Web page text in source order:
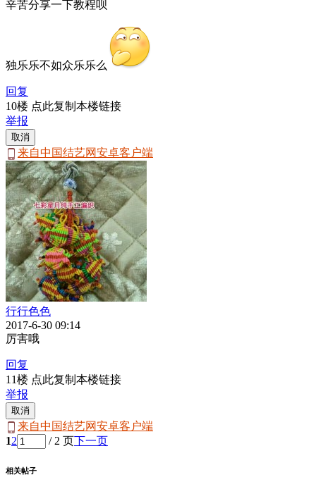
辛苦分享一下教程呗
独乐乐不如众乐乐么
回复
10楼 点此复制本楼链接
举报
取消
来自中国结艺网安卓客户端
行行色色
2017-6-30 09:14
厉害哦
回复
11楼 点此复制本楼链接
举报
取消
来自中国结艺网安卓客户端
12 / 2 页下一页
相关帖子